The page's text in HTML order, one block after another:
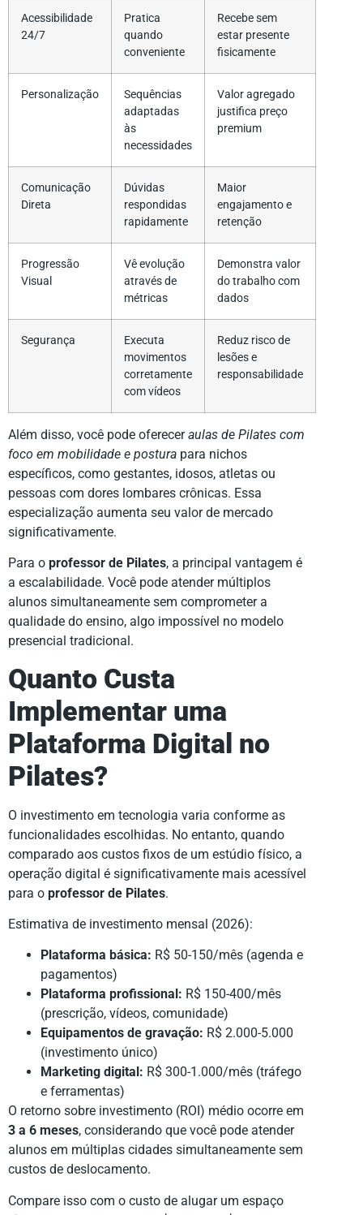
Acessibilidade
24/7
Pratica
quando
conveniente
Recebe sem
estar presente
fisicamente
Personalização
Sequências
adaptadas
às
necessidades
Valor agregado
justifica preço
premium
Comunicação
Direta
Dúvidas
respondidas
rapidamente
Maior
engajamento e
retenção
Progressão
Visual
Vê evolução
através de
métricas
Demonstra valor
do trabalho com
dados
Segurança
Executa
movimentos
corretamente
com vídeos
Reduz risco de
lesões e
responsabilidade
Além disso, você pode ofereceraulas de Pilates com
foco em mobilidade e postura para nichos
específicos, como gestantes, idosos, atletas ou
pessoas com dores lombares crônicas. Essa
especialização aumenta seu valor de mercado
significativamente.
Para o professor de Pilates, a principal vantagem é
a escalabilidade. Você pode atender múltiplos
alunos simultaneamente sem comprometer a
qualidade do ensino, algo impossível no modelo
presencial tradicional.
Quanto Custa
Implementar uma
Plataforma Digital no
Pilates?
O investimento em tecnologia varia conforme as
funcionalidades escolhidas. No entanto, quando
comparado aos custos fixos de um estúdio físico, a
operação digital é significativamente mais acessível
para o professor de Pilates.
Estimativa de investimento mensal (2026):
Plataforma básica: R$ 50-150/mês (agenda e
pagamentos)
Plataforma profissional: R$ 150-400/mês
(prescrição, vídeos, comunidade)
Equipamentos de gravação: R$ 2.000-5.000
(investimento único)
Marketing digital: R$ 300-1.000/mês (tráfego
e ferramentas)
O retorno sobre investimento (ROI) médio ocorre em
3 a 6 meses, considerando que você pode atender
alunos em múltiplas cidades simultaneamente sem
custos de deslocamento.
Compare isso com o custo de alugar um espaço